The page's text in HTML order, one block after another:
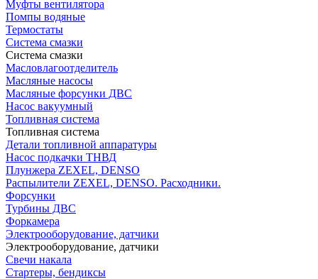
Муфты вентилятора
Помпы водяные
Термостаты
Система смазки
Система смазки
Масловлагоотделитель
Масляные насосы
Масляные форсунки ДВС
Насос вакуумный
Топливная система
Топливная система
Детали топливной аппаратуры
Насос подкачки ТНВД
Плунжера ZEXEL, DENSO
Распылители ZEXEL, DENSO. Расходники.
Форсунки
Турбины ДВС
Форкамера
Электрооборудование, датчики
Электрооборудование, датчики
Свечи накала
Стартеры, бендиксы